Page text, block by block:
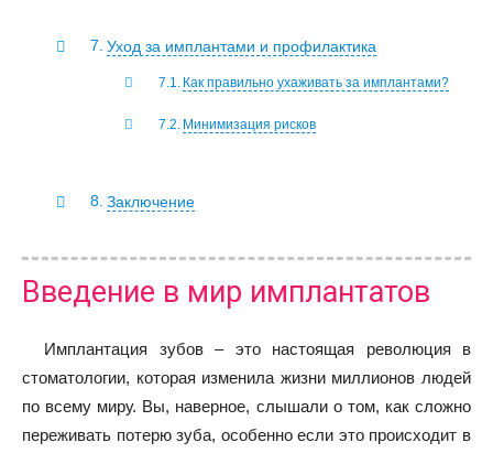
Уход за имплантами и профилактика
Как правильно ухаживать за имплантами?
Минимизация рисков
Заключение
Введение в мир имплантатов
Имплантация зубов – это настоящая революция в
стоматологии, которая изменила жизни миллионов людей
по всему миру. Вы, наверное, слышали о том, как сложно
переживать потерю зуба, особенно если это происходит в